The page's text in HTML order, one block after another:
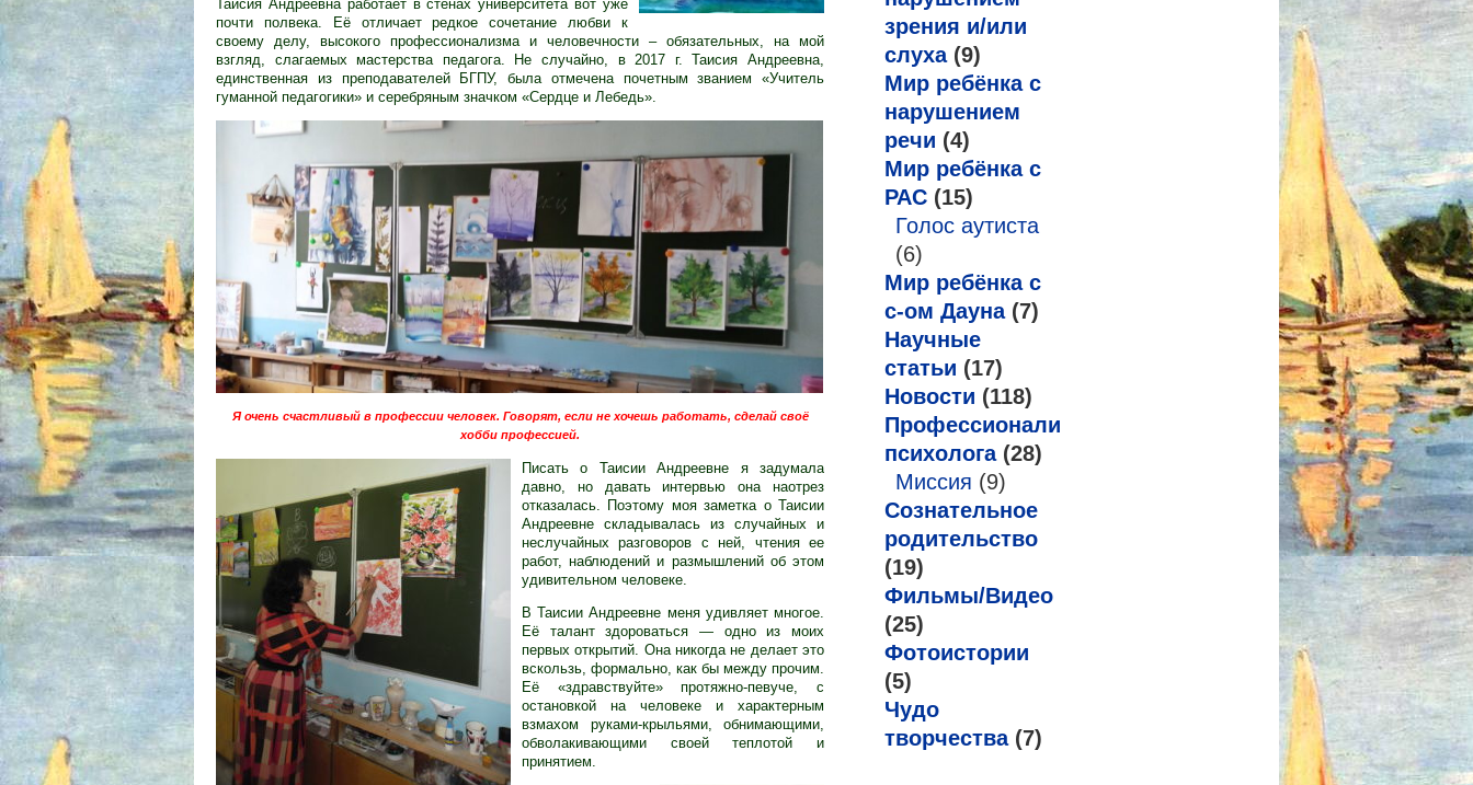
Таисия Андреевна работает в стенах университета вот уже
почти полвека. Её отличает редкое сочетание любви к
своему делу, высокого профессионализма и человечности – обязательных, на мой
взгляд, слагаемых мастерства педагога. Не случайно, в 2017 г. Таисия Андреевна,
единственная из преподавателей БГПУ, была отмечена почетным званием «Учитель
гуманной педагогики» и серебряным значком «Сердце и Лебедь».
Я очень счастливый в профессии человек. Говорят, если не хочешь работать, сделай своё
хобби профессией.
Писать о Таисии Андреевне я задумала
давно, но давать интервью она наотрез
отказалась. Поэтому моя заметка о Таисии
Андреевне складывалась из случайных и
неслучайных разговоров с ней, чтения ее
работ, наблюдений и размышлений об этом
удивительном человеке.
В Таисии Андреевне меня удивляет многое.
Её талант здороваться — одно из моих
первых открытий. Она никогда не делает это
вскользь, формально, как бы между прочим.
Её «здравствуйте» протяжно-певуче, с
остановкой на человеке и характерным
взмахом руками-крыльями, обнимающими,
обволакивающими своей теплотой и
принятием.
зрения и/или
слуха(9)
Мир ребёнка с
нарушением
речи (4)
Мир ребёнка с
РАС (15)
Голос аутиста
(6)
Мир ребёнка с
с-ом Дауна(7)
Научные
статьи (17)
Новости (118)
Профессионализм
психолога(28)
Миссия (9)
Сознательное
родительство
(19)
Фильмы/Видео
(25)
Фотоистории
(5)
Чудо
творчества(7)